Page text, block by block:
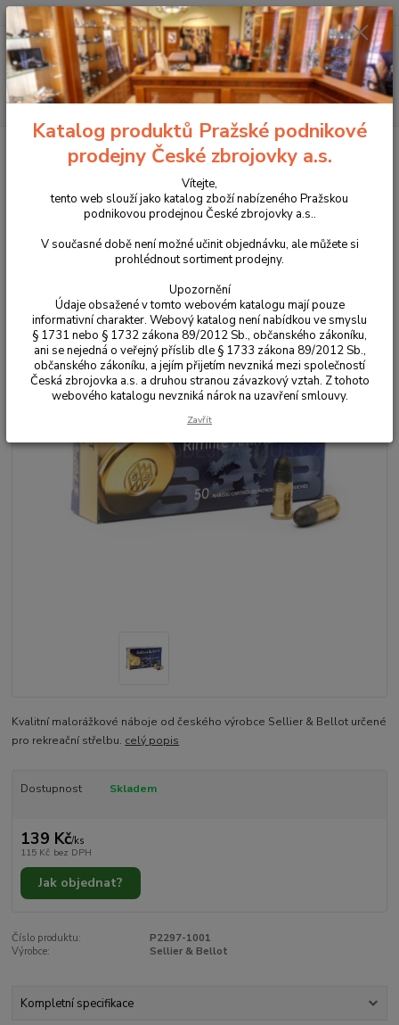
Menu
Hledat
+420 225 375 800
Malorážkové náboje
Náboje Sellier & Bellot .22 Short
Náboje Sellier & Bellot .22 Short
Kvalitní malorážkové náboje od českého výrobce Sellier & Bellot určené
pro rekreační střelbu. celý popis
Dostupnost Skladem
139 Kč/ks
115 Kč bez DPH
Jak objednat?
Číslo produktu:
P2297-1001
Výrobce:
Sellier & Bellot
Kompletní specifikace
Katalog produktů Pražské podnikové
prodejny České zbrojovky a.s.
Vítejte,
tento web slouží jako katalog zboží nabízeného Pražskou
podnikovou prodejnou České zbrojovky a.s..
V současné době není možné učinit objednávku, ale můžete si
prohlédnout sortiment prodejny.
Upozornění
Údaje obsažené v tomto webovém katalogu mají pouze
informativní charakter. Webový katalog není nabídkou ve smyslu
§ 1731 nebo § 1732 zákona 89/2012 Sb., občanského zákoníku,
ani se nejedná o veřejný příslib dle § 1733 zákona 89/2012 Sb.,
občanského zákoníku, a jejím přijetím nevzniká mezi společností
Česká zbrojovka a.s. a druhou stranou závazkový vztah. Z tohoto
webového katalogu nevzniká nárok na uzavření smlouvy.
Zavřít